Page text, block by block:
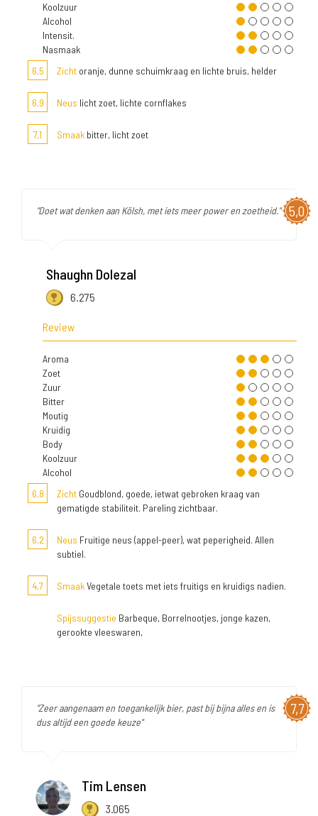
Koolzuur
Alcohol
Intensit.
Nasmaak
6,5
Zicht oranje, dunne schuimkraag en lichte bruis, helder
6,9 Neus licht zoet, lichte cornflakes
7,1 Smaak bitter, licht zoet
5,0
"Doet wat denken aan Kölsh, met iets meer power en zoetheid."
Shaughn Dolezal
6.275
Review
Aroma
Zoet
Zuur
Bitter
Moutig
Kruidig
Body
Koolzuur
Alcohol
6,8
Zicht Goudblond, goede, ietwat gebroken kraag van
gematigde stabiliteit. Pareling zichtbaar.
6,2 Neus Fruitige neus (appel-peer), wat peperigheid. Allen
subtiel.
4,7 SmaakVegetale toets met iets fruitigs en kruidigs nadien.
Spijssuggestie Barbeque, Borrelnootjes, jonge kazen,
gerookte vleeswaren,
7,7
"Zeer aangenaam en toegankelijk bier, past bij bijna alles en is
dus altijd een goede keuze"
Tim Lensen
3.065